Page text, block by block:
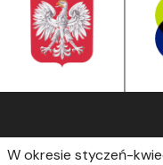
W okresie styczeń-